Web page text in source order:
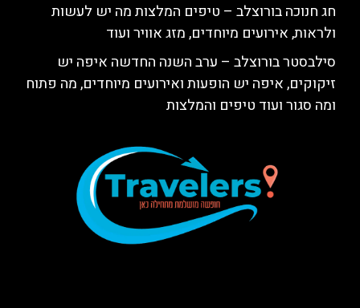
חג חנוכה בורוצלב – טיפים המלצות מה יש לעשות
ולראות, אירועים מיוחדים, מזג אוויר ועוד
סילבסטר בורוצלב – ערב השנה החדשה איפה יש
זיקוקים, איפה יש הופעות ואירועים מיוחדים, מה פתוח
ומה סגור ועוד טיפים והמלצות